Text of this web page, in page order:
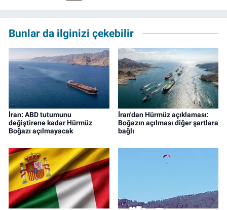
ve TELE1 TV Ankara bürolarında editör ve
Bunlar da ilginizi çekebilir
İran: ABD tutumunu
değiştirene kadar Hürmüz
Boğazı açılmayacak
İran'dan Hürmüz açıklaması:
Boğazın açılması diğer şartlara
bağlı